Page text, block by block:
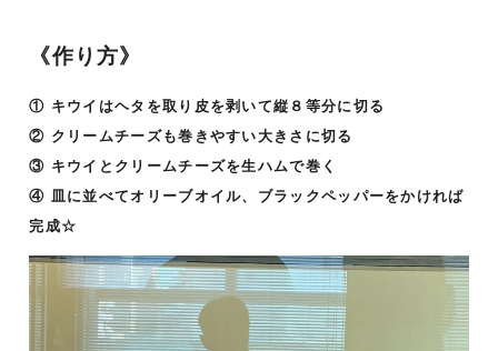
《作り方》
① キウイはヘタを取り皮を剥いて縦８等分に切る
② クリームチーズも巻きやすい大きさに切る
③ キウイとクリームチーズを生ハムで巻く
④ 皿に並べてオリーブオイル、ブラックペッパーをかければ
完成☆